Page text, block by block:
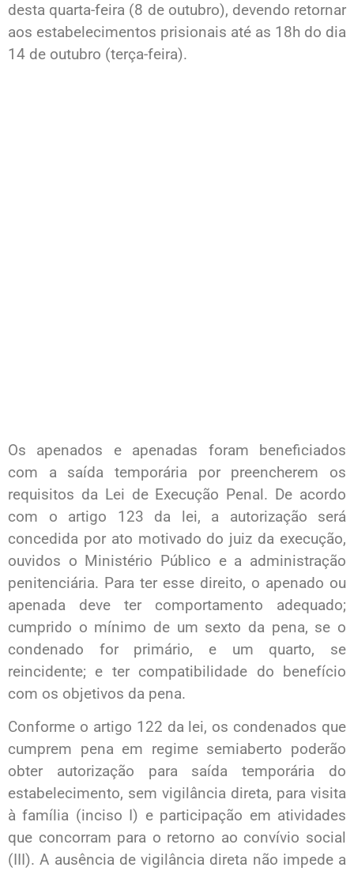
desta quarta-feira (8 de outubro), devendo retornar
aos estabelecimentos prisionais até as 18h do dia
14 de outubro (terça-feira).
Os apenados e apenadas foram beneficiados
com a saída temporária por preencherem os
requisitos da Lei de Execução Penal. De acordo
com o artigo 123 da lei, a autorização será
concedida por ato motivado do juiz da execução,
ouvidos o Ministério Público e a administração
penitenciária. Para ter esse direito, o apenado ou
apenada deve ter comportamento adequado;
cumprido o mínimo de um sexto da pena, se o
condenado for primário, e um quarto, se
reincidente; e ter compatibilidade do benefício
com os objetivos da pena.
Conforme o artigo 122 da lei, os condenados que
cumprem pena em regime semiaberto poderão
obter autorização para saída temporária do
estabelecimento, sem vigilância direta, para visita
à família (inciso I) e participação em atividades
que concorram para o retorno ao convívio social
(III). A ausência de vigilância direta não impede a